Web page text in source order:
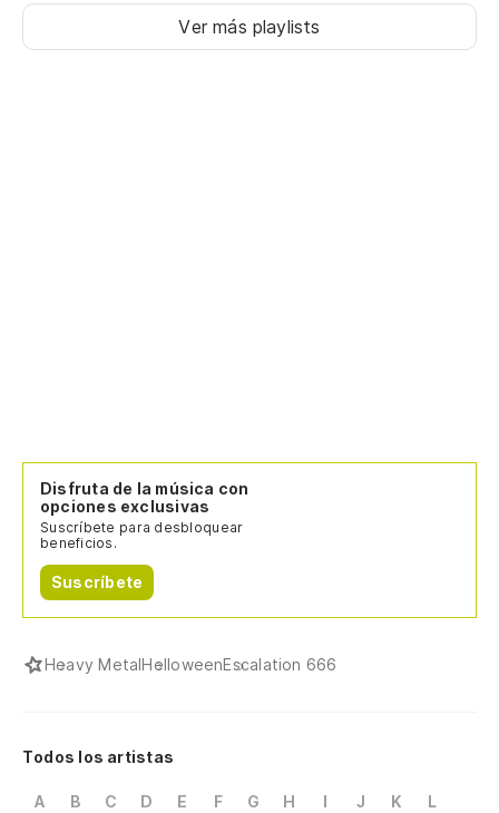
Ver más playlists
Disfruta de la música con
opciones exclusivas
Suscríbete para desbloquear
beneficios.
Suscríbete
Heavy MetalHelloweenEscalation 666
Todos los artistas
A B C D E F G H I J K
L